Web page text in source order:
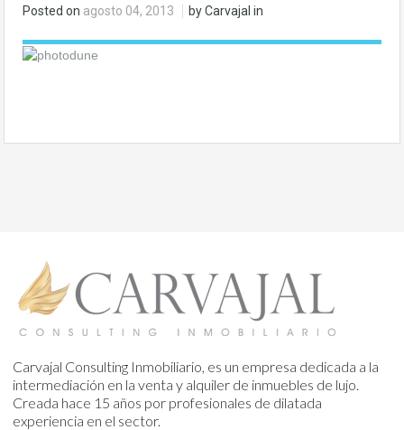
Posted on agosto 04, 2013 by Carvajal in
Carvajal Consulting Inmobiliario, es un empresa dedicada a la
intermediación en la venta y alquiler de inmuebles de lujo.
Creada hace 15 años por profesionales de dilatada
experiencia en el sector.